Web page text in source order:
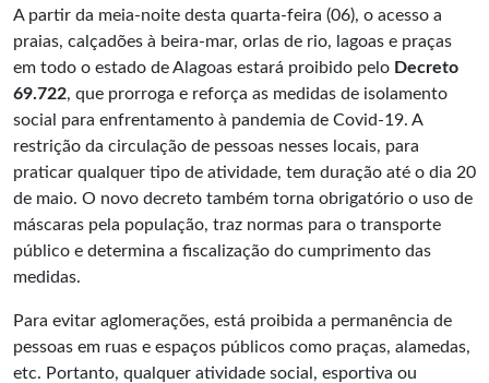
A partir da meia-noite desta quarta-feira (06), o acesso a
praias, calçadões à beira-mar, orlas de rio, lagoas e praças
em todo o estado de Alagoas estará proibido pelo Decreto
69.722, que prorroga e reforça as medidas de isolamento
social para enfrentamento à pandemia de Covid-19. A
restrição da circulação de pessoas nesses locais, para
praticar qualquer tipo de atividade, tem duração até o dia 20
de maio. O novo decreto também torna obrigatório o uso de
máscaras pela população, traz normas para o transporte
público e determina a fiscalização do cumprimento das
medidas.
Para evitar aglomerações, está proibida a permanência de
pessoas em ruas e espaços públicos como praças, alamedas,
etc. Portanto, qualquer atividade social, esportiva ou